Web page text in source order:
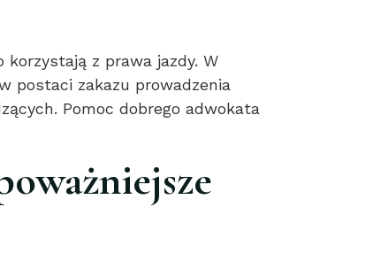
z prawa jazdy. W
postaci zakazu prowadzenia
Pomoc dobrego adwokata